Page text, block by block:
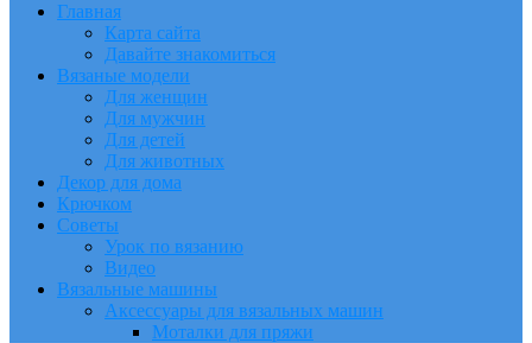
Главная
Карта сайта
Давайте знакомиться
Вязаные модели
Для женщин
Для мужчин
Для детей
Для животных
Декор для дома
Крючком
Советы
Урок по вязанию
Видео
Вязальные машины
Аксессуары для вязальных машин
Моталки для пряжи